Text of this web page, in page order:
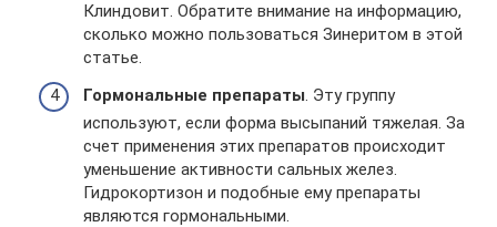
Клиндовит. Обратите внимание на информацию,
сколько можно пользоваться Зинеритом в этой
статье.
Гормональные препараты. Эту группу
используют, если форма высыпаний тяжелая. За
счет применения этих препаратов происходит
уменьшение активности сальных желез.
Гидрокортизон и подобные ему препараты
являются гормональными.